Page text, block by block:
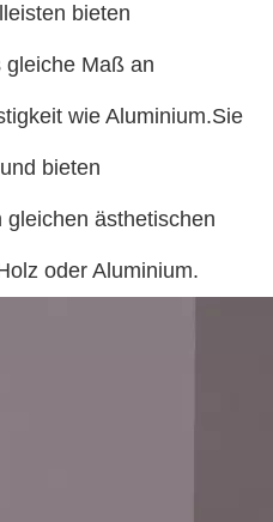
bieten
gleiche Maß an
wie Aluminium.Sie
bieten
ästhetischen
oder Aluminium.